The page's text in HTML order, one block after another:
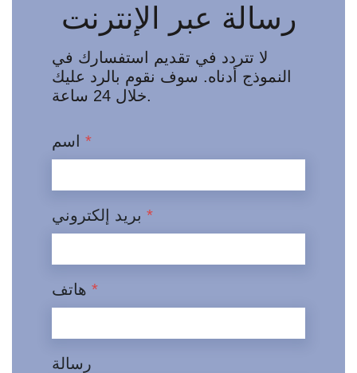
رسالة عبر الإنترنت
لا تتردد في تقديم استفسارك في
النموذج أدناه. سوف نقوم بالرد عليك
خلال 24 ساعة.
*
*
*
رسالة